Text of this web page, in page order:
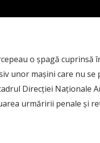
o șpagă cuprinsă
unor mașini care nu se
Direcției Naționale
urmăririi penale și